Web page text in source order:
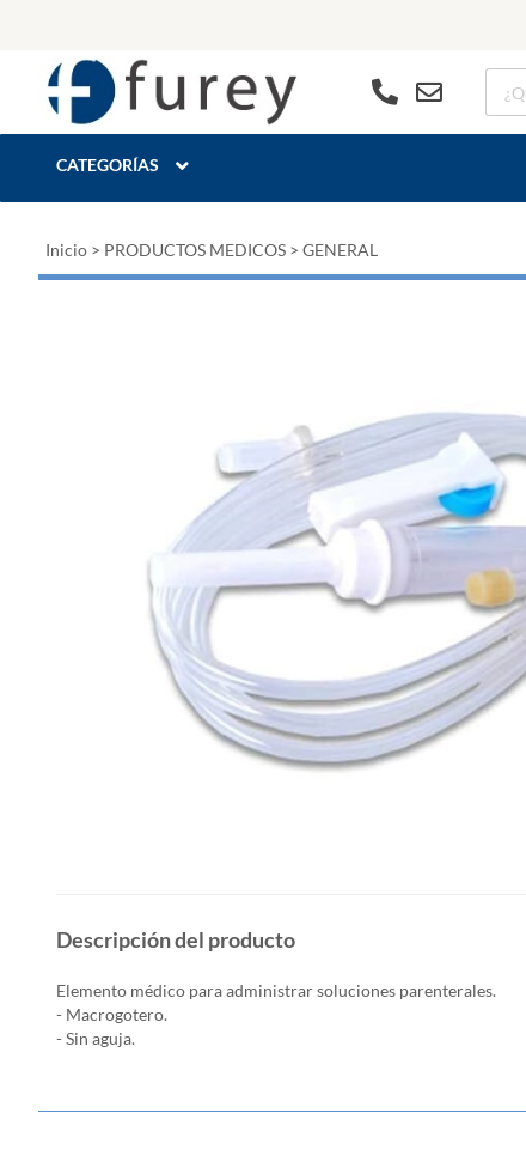
CATEGORÍAS
Inicio > PRODUCTOS MEDICOS > GENERAL
Descripción del producto
Elemento médico para administrar soluciones parenterales.
- Macrogotero.
- Sin aguja.